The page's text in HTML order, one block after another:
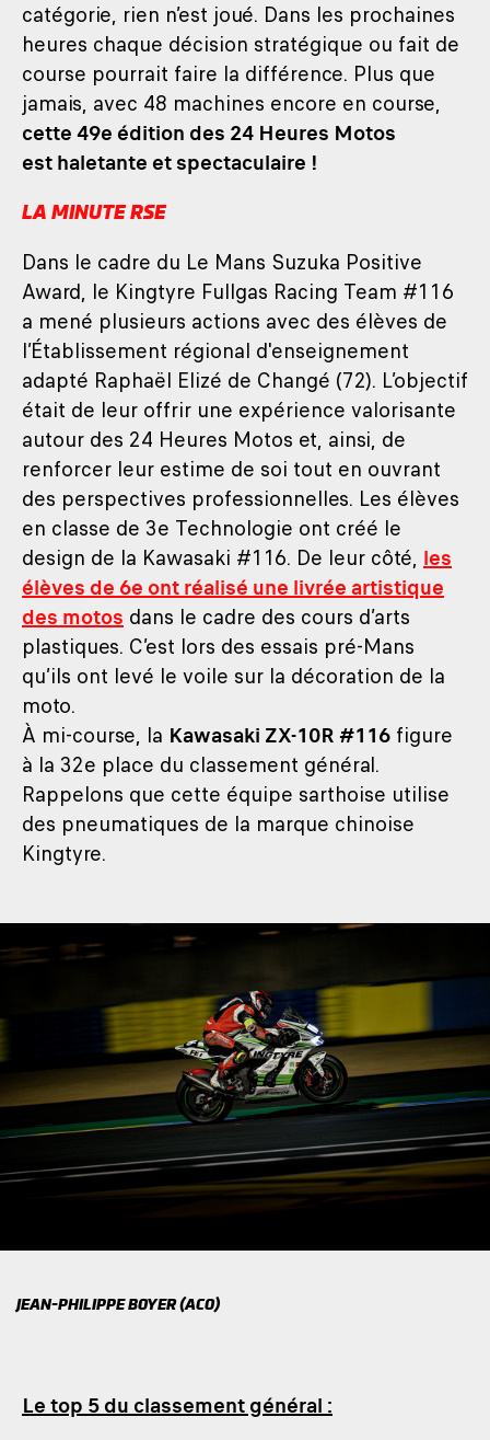
catégorie, rien n’est joué. Dans les prochaines
heures chaque décision stratégique ou fait de
course pourrait faire la différence. Plus que
jamais, avec 48 machines encore en course,
cette 49e édition des 24 Heures Motos
est haletante et spectaculaire !
LA MINUTE RSE
Dans le cadre du Le Mans Suzuka Positive
Award, le Kingtyre Fullgas Racing Team #116
a mené plusieurs actions avec des élèves de
l’Établissement régional d'enseignement
adapté Raphaël Elizé de Changé (72). L’objectif
était de leur offrir une expérience valorisante
autour des 24 Heures Motos et, ainsi, de
renforcer leur estime de soi tout en ouvrant
des perspectives professionnelles. Les élèves
en classe de 3e Technologie ont créé le
design de la Kawasaki #116. De leur côté, les
élèves de 6e ont réalisé une livrée artistique
des motos dans le cadre des cours d’arts
plastiques. C’est lors des essais pré-Mans
qu’ils ont levé le voile sur la décoration de la
moto.
À mi-course, la Kawasaki ZX-10R #116 figure
à la 32e place du classement général.
Rappelons que cette équipe sarthoise utilise
des pneumatiques de la marque chinoise
Kingtyre.
JEAN-PHILIPPE BOYER (ACO)
Le top 5 du classement général :